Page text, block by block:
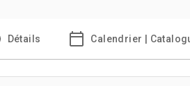
Détails Calendrier |